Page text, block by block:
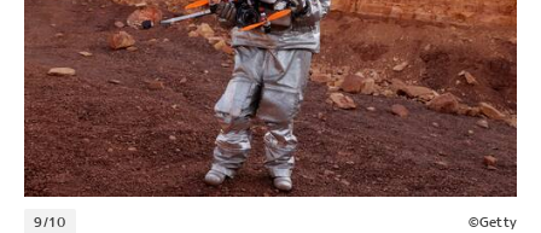
9/10 ©Getty